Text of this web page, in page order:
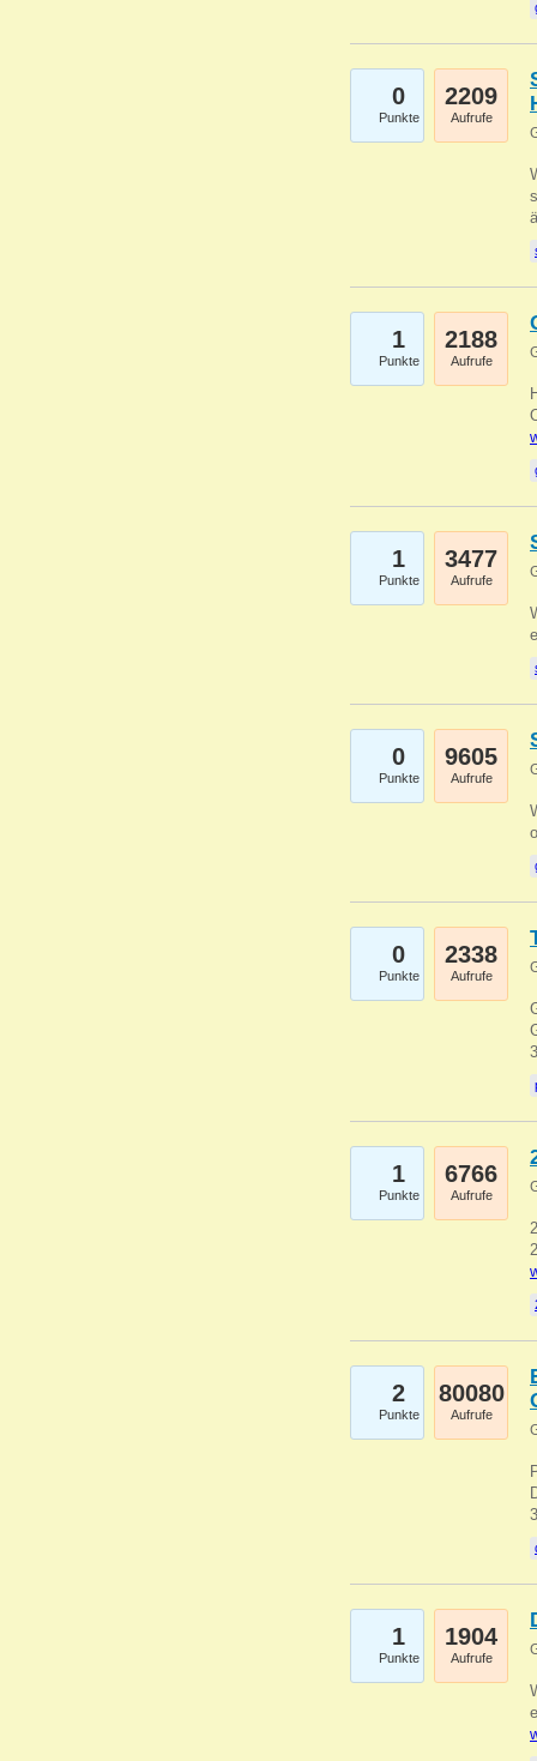
0
Punkte
2209
Aufrufe
1
Punkte
2188
Aufrufe
1
Punkte
3477
Aufrufe
0
Punkte
9605
Aufrufe
0
Punkte
2338
Aufrufe
1
Punkte
6766
Aufrufe
2
Punkte
80080
Aufrufe
1
Punkte
1904
Aufrufe